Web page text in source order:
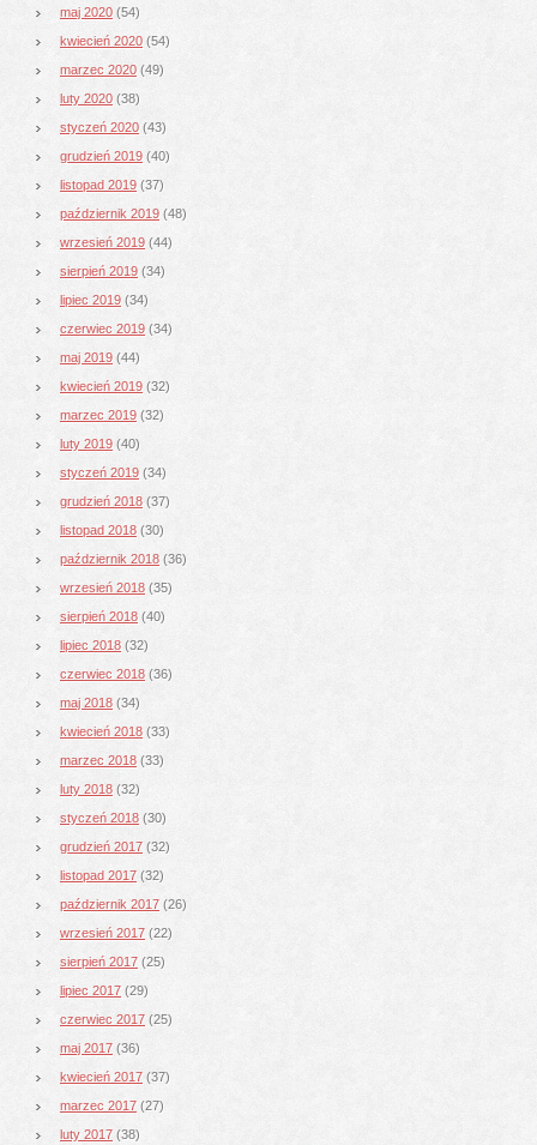
maj 2020 (54)
kwiecień 2020 (54)
marzec 2020 (49)
luty 2020 (38)
styczeń 2020 (43)
grudzień 2019 (40)
listopad 2019 (37)
październik 2019 (48)
wrzesień 2019 (44)
sierpień 2019 (34)
lipiec 2019 (34)
czerwiec 2019 (34)
maj 2019 (44)
kwiecień 2019 (32)
marzec 2019 (32)
luty 2019 (40)
styczeń 2019 (34)
grudzień 2018 (37)
listopad 2018 (30)
październik 2018 (36)
wrzesień 2018 (35)
sierpień 2018 (40)
lipiec 2018 (32)
czerwiec 2018 (36)
maj 2018 (34)
kwiecień 2018 (33)
marzec 2018 (33)
luty 2018 (32)
styczeń 2018 (30)
grudzień 2017 (32)
listopad 2017 (32)
październik 2017 (26)
wrzesień 2017 (22)
sierpień 2017 (25)
lipiec 2017 (29)
czerwiec 2017 (25)
maj 2017 (36)
kwiecień 2017 (37)
marzec 2017 (27)
luty 2017 (38)